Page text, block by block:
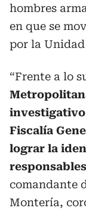
hombres
en que se
por la
“Frente a lo
Fiscalía
lograr la
comandante
Montería,